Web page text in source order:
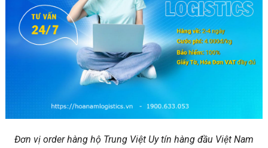
Đơn vị order hàng hộ Trung Việt Uy tín hàng đầu Việt Nam